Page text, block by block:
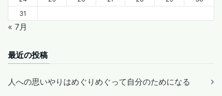
31
« 7月
最近の投稿
人への思いやりはめぐりめぐって自分のためになる